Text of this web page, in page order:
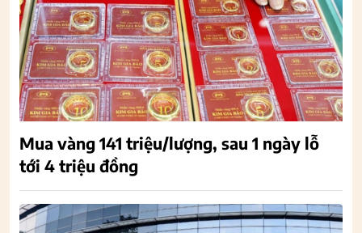
Mua vàng 141 triệu/lượng, sau 1 ngày lỗ
tới 4 triệu đồng